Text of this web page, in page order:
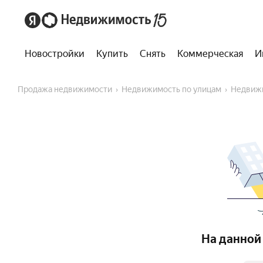
Новостройки Купить Снять Коммерческая
Продажа недвижимости Недвижимость по улицам
На